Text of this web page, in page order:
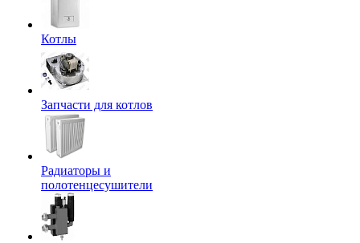
Котлы
Запчасти для котлов
Радиаторы и
полотенцесушители